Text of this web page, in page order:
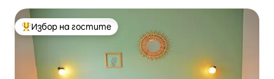
Най-популярен избор на гостите
Избор на гостите